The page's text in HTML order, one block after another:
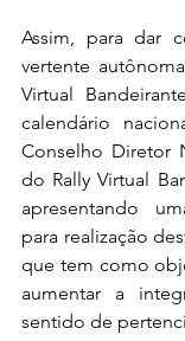
Assim, para dar
vertente
Virtual
calendário
Conselho Diretor
do Rally Virtual
apresentando
para realização
que tem como
aumentar a
sentido de